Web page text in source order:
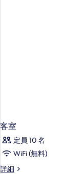
客室
定員 10 名
WiFi (無料)
詳細
客